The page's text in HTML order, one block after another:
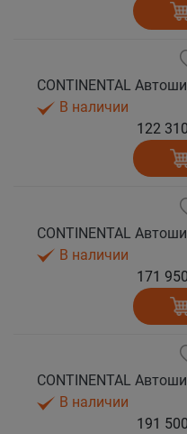
В наличии
122
В наличии
171
В наличии
191